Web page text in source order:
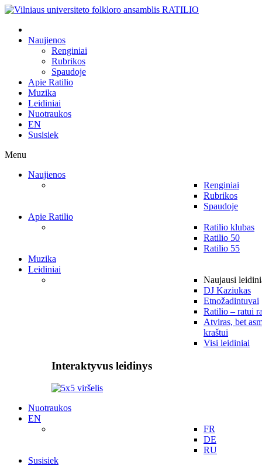
Naujienos
Renginiai
Rubrikos
Spaudoje
Apie Ratilio
Muzika
Leidiniai
Nuotraukos
EN
Susisiek
Menu
Naujienos
Renginiai
Rubrikos
Spaudoje
Apie Ratilio
Ratilio klubas
Ratilio 50
Ratilio 55
Muzika
Leidiniai
Naujausi
DJ Kaziukas
Etnožadintuvai
Ratilio – ratui
Atviras, bet
kraštui
Visi leidiniai
Interaktyvus leidinys
Nuotraukos
EN
FR
DE
RU
Susisiek